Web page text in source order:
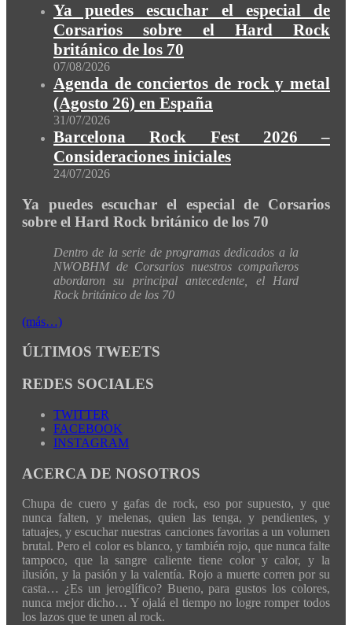
Ya puedes escuchar el especial de
Corsarios sobre el Hard Rock
británico de los 70
07/08/2026
Agenda de conciertos de rock y metal
(Agosto 26) en España
31/07/2026
Barcelona Rock Fest 2026 –
Consideraciones iniciales
24/07/2026
Ya puedes escuchar el especial de Corsarios
sobre el Hard Rock británico de los 70
Dentro de la serie de programas dedicados a la
NWOBHM de Corsarios nuestros compañeros
abordaron su principal antecedente, el Hard
Rock británico de los 70
(más…)
ÚLTIMOS TWEETS
REDES SOCIALES
TWITTER
FACEBOOK
INSTAGRAM
ACERCA DE NOSOTROS
Chupa de cuero y gafas de rock, eso por supuesto, y que
nunca falten, y melenas, quien las tenga, y pendientes, y
tatuajes, y escuchar nuestras canciones favoritas a un volumen
brutal. Pero el color es blanco, y también rojo, que nunca falte
tampoco, que la sangre caliente tiene color y calor, y la
ilusión, y la pasión y la valentía. Rojo a muerte corren por su
casta… ¿Es un jeroglífico? Bueno, para gustos los colores,
nunca mejor dicho… Y ojalá el tiempo no logre romper todos
los lazos que te unen al rock.